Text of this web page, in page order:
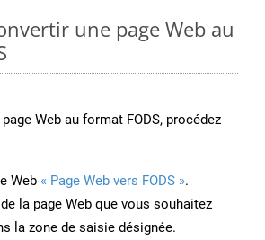
une page Web au
Web au format FODS, procédez
Web « Page Web vers FODS ».
de la page Web que vous souhaitez
la zone de saisie désignée.